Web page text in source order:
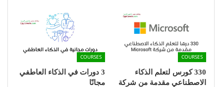
COURSES
330 كورس لتعلم الذكاء
الاصطناعي مقدمة من شركة
COURSES
3 دورات في الذكاء العاطفي
مجانًا